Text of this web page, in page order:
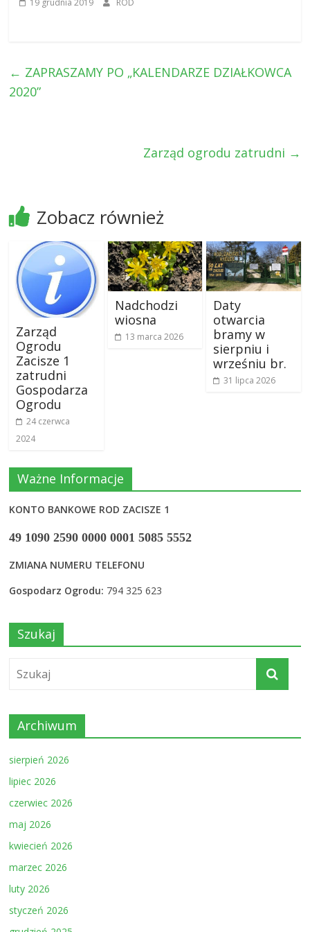
19 grudnia 2019 ROD
← ZAPRASZAMY PO „KALENDARZE DZIAŁKOWCA
2020”
Zarząd ogrodu zatrudni →
Zobacz również
Zarząd
Ogrodu
Zacisze 1
zatrudni
Gospodarza
Ogrodu
24 czerwca
2024
Nadchodzi
wiosna
13 marca 2026
Daty
otwarcia
bramy w
sierpniu i
wrześniu br.
31 lipca 2026
Ważne Informacje
KONTO BANKOWE ROD ZACISZE 1
49 1090 2590 0000 0001 5085 5552
ZMIANA NUMERU TELEFONU
Gospodarz Ogrodu: 794 325 623
Szukaj
Archiwum
sierpień 2026
lipiec 2026
czerwiec 2026
maj 2026
kwiecień 2026
marzec 2026
luty 2026
styczeń 2026